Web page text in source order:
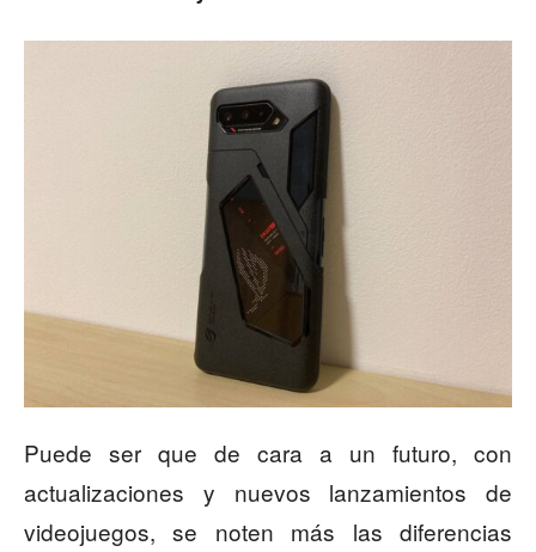
Puede ser que de cara a un futuro, con
actualizaciones y nuevos lanzamientos de
videojuegos, se noten más las diferencias